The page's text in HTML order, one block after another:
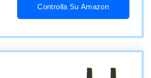
Controlla Su Amazon